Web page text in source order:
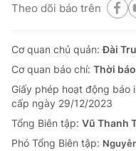
Theo dõi báo trên
Cơ quan chủ quản:Đài
Cơ quan báo chí: Thời
Giấy phép hoạt động báo
cấp ngày 29/12/2023
Tổng Biên tập: Vũ Thanh
Phó Tổng Biên tập: